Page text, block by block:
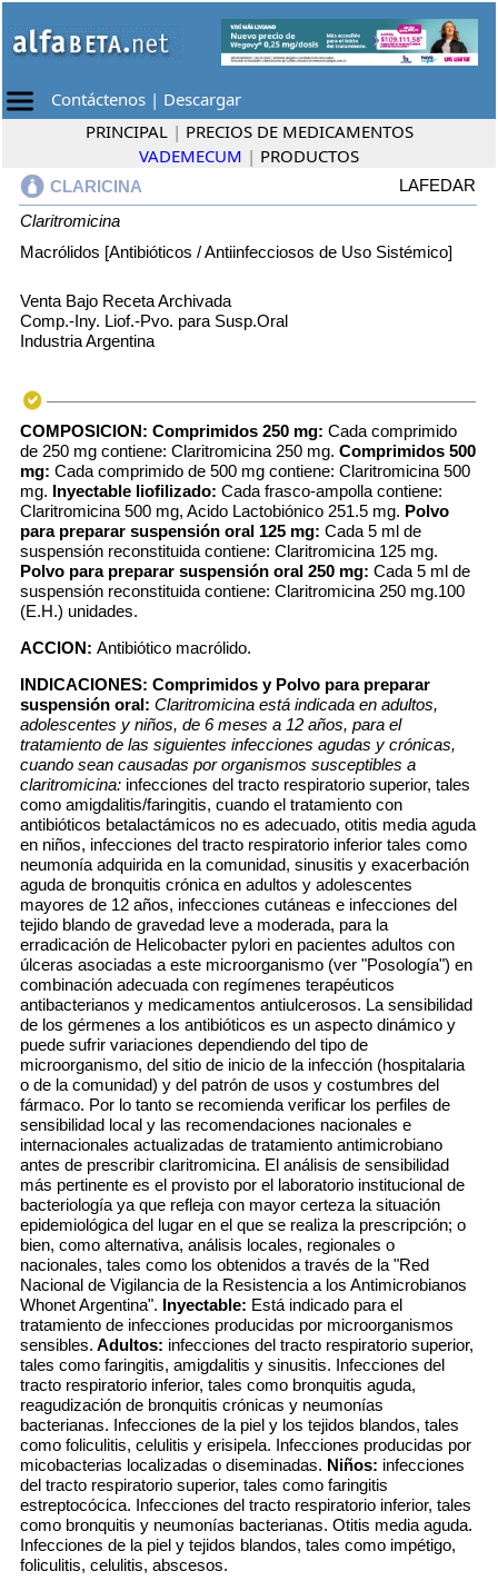
Contáctenos | Descargar
PRINCIPAL | PRECIOS DE MEDICAMENTOS
VADEMECUM | PRODUCTOS
CLARICINA
LAFEDAR
Claritromicina
Macrólidos [Antibióticos / Antiinfecciosos de Uso Sistémico]
Venta Bajo Receta Archivada
Comp.-Iny. Liof.-Pvo. para Susp.Oral
Industria Argentina
COMPOSICION: Comprimidos 250 mg: Cada comprimido
de 250 mg contiene: Claritromicina 250 mg. Comprimidos 500
mg: Cada comprimido de 500 mg contiene: Claritromicina 500
mg. Inyectable liofilizado: Cada frasco-ampolla contiene:
Claritromicina 500 mg, Acido Lactobiónico 251.5 mg. Polvo
para preparar suspensión oral 125 mg: Cada 5 ml de
suspensión reconstituida contiene: Claritromicina 125 mg.
Polvo para preparar suspensión oral 250 mg: Cada 5 ml de
suspensión reconstituida contiene: Claritromicina 250 mg.100
(E.H.) unidades.
ACCION: Antibiótico macrólido.
INDICACIONES: Comprimidos y Polvo para preparar
suspensión oral: Claritromicina está indicada en adultos,
adolescentes y niños, de 6 meses a 12 años, para el
tratamiento de las siguientes infecciones agudas y crónicas,
cuando sean causadas por organismos susceptibles a
claritromicina: infecciones del tracto respiratorio superior, tales
como amigdalitis/faringitis, cuando el tratamiento con
antibióticos betalactámicos no es adecuado, otitis media aguda
en niños, infecciones del tracto respiratorio inferior tales como
neumonía adquirida en la comunidad, sinusitis y exacerbación
aguda de bronquitis crónica en adultos y adolescentes
mayores de 12 años, infecciones cutáneas e infecciones del
tejido blando de gravedad leve a moderada, para la
erradicación de Helicobacter pylori en pacientes adultos con
úlceras asociadas a este microorganismo (ver "Posología") en
combinación adecuada con regímenes terapéuticos
antibacterianos y medicamentos antiulcerosos. La sensibilidad
de los gérmenes a los antibióticos es un aspecto dinámico y
puede sufrir variaciones dependiendo del tipo de
microorganismo, del sitio de inicio de la infección (hospitalaria
o de la comunidad) y del patrón de usos y costumbres del
fármaco. Por lo tanto se recomienda verificar los perfiles de
sensibilidad local y las recomendaciones nacionales e
internacionales actualizadas de tratamiento antimicrobiano
antes de prescribir claritromicina. El análisis de sensibilidad
más pertinente es el provisto por el laboratorio institucional de
bacteriología ya que refleja con mayor certeza la situación
epidemiológica del lugar en el que se realiza la prescripción; o
bien, como alternativa, análisis locales, regionales o
nacionales, tales como los obtenidos a través de la "Red
Nacional de Vigilancia de la Resistencia a los Antimicrobianos
Whonet Argentina". Inyectable: Está indicado para el
tratamiento de infecciones producidas por microorganismos
sensibles. Adultos: infecciones del tracto respiratorio superior,
tales como faringitis, amigdalitis y sinusitis. Infecciones del
tracto respiratorio inferior, tales como bronquitis aguda,
reagudización de bronquitis crónicas y neumonías
bacterianas. Infecciones de la piel y los tejidos blandos, tales
como foliculitis, celulitis y erisipela. Infecciones producidas por
micobacterias localizadas o diseminadas. Niños: infecciones
del tracto respiratorio superior, tales como faringitis
estreptocócica. Infecciones del tracto respiratorio inferior, tales
como bronquitis y neumonías bacterianas. Otitis media aguda.
Infecciones de la piel y tejidos blandos, tales como impétigo,
foliculitis, celulitis, abscesos.